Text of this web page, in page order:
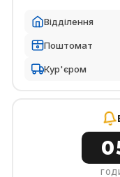
Відділення
Поштомат
Кур'єром